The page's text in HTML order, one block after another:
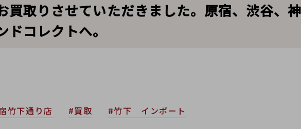
買取りさせていただきました。原宿、渋谷、
ドコレクトへ。
竹下通り店 #買取 #竹下 インポート